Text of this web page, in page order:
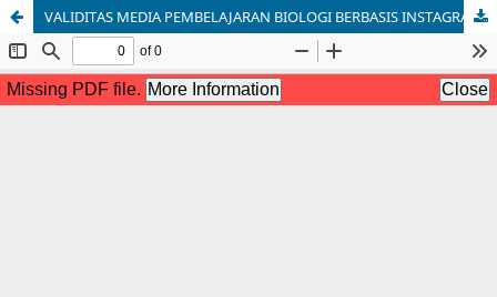
VALIDITAS MEDIA PEMBELAJARAN BIOLOGI BERBASIS INSTAGRAM SEBAGAI ALTERNATIF PEMBELAJARAN DARING PADA MATERI SISTEM PEREDARAN DARAH KELAS XI